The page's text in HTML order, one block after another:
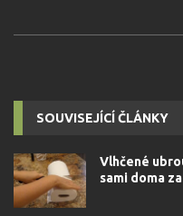
SOUVISEJÍCÍ ČLÁNKY
Vlhčené
sami doma